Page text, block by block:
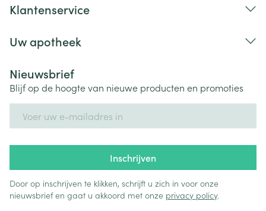
Klantenservice
Uw apotheek
Nieuwsbrief
Blijf op de hoogte van nieuwe producten en promoties
Inschrijven
Door op inschrijven te klikken, schrijft u zich in voor onze
nieuwsbrief en gaat u akkoord met onze privacy policy.